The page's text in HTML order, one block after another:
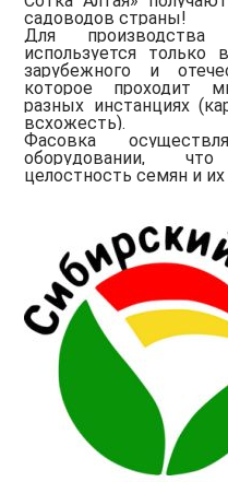
садоводов страны!
Для производства
используется только
зарубежного и
которое проходит
разных инстанциях
всхожесть).
Фасовка
оборудовании,
целостность семян и